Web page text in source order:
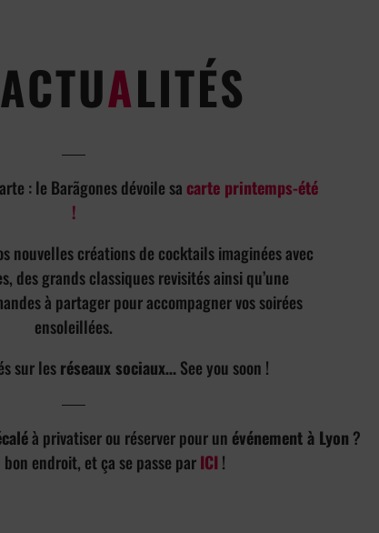
ALITÉS
: le Barãgones dévoile sa carte printemps-été
!
nouvelles créations de cocktails imaginées avec
des grands classiques revisités ainsi qu’une
à partager pour accompagner vos soirées
ensoleillées.
sur lesréseaux sociaux…See you soon !
à privatiser ou réserver pour un événement à Lyon ?
bon endroit, et ça se passe parICI !